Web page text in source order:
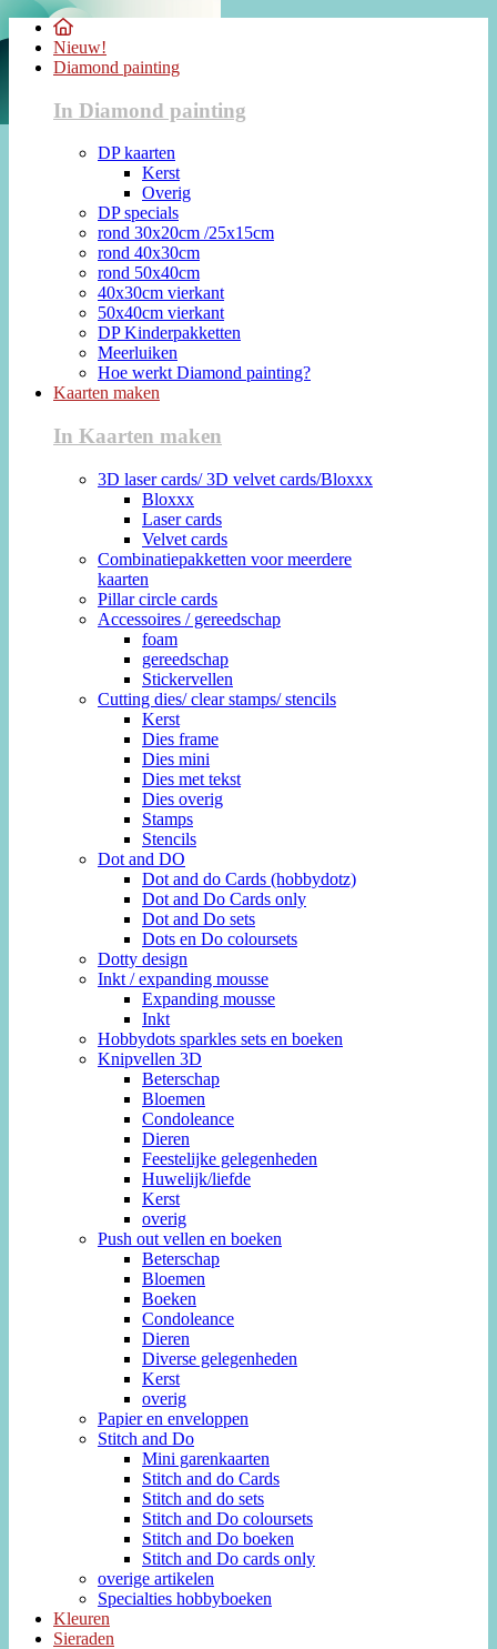
Nieuw!
Diamond painting
In Diamond painting
DP kaarten
Kerst
Overig
DP specials
rond 30x20cm /25x15cm
rond 40x30cm
rond 50x40cm
40x30cm vierkant
50x40cm vierkant
DP Kinderpakketten
Meerluiken
Hoe werkt Diamond painting?
Kaarten maken
In Kaarten maken
3D laser cards/ 3D velvet cards/Bloxxx
Bloxxx
Laser cards
Velvet cards
Combinatiepakketten voor meerdere
kaarten
Pillar circle cards
Accessoires / gereedschap
foam
gereedschap
Stickervellen
Cutting dies/ clear stamps/ stencils
Kerst
Dies frame
Dies mini
Dies met tekst
Dies overig
Stamps
Stencils
Dot and DO
Dot and do Cards (hobbydotz)
Dot and Do Cards only
Dot and Do sets
Dots en Do coloursets
Dotty design
Inkt / expanding mousse
Expanding mousse
Inkt
Hobbydots sparkles sets en boeken
Knipvellen 3D
Beterschap
Bloemen
Condoleance
Dieren
Feestelijke gelegenheden
Huwelijk/liefde
Kerst
overig
Push out vellen en boeken
Beterschap
Bloemen
Boeken
Condoleance
Dieren
Diverse gelegenheden
Kerst
overig
Papier en enveloppen
Stitch and Do
Mini garenkaarten
Stitch and do Cards
Stitch and do sets
Stitch and Do coloursets
Stitch and Do boeken
Stitch and Do cards only
overige artikelen
Specialties hobbyboeken
Kleuren
Sieraden